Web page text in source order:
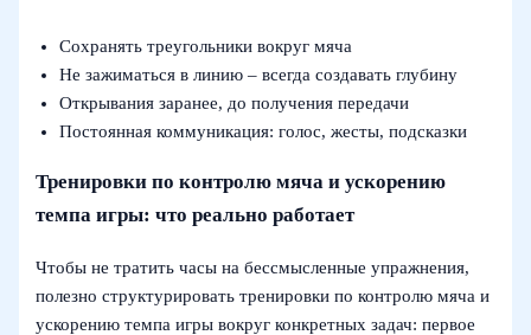
Сохранять треугольники вокруг мяча
Не зажиматься в линию – всегда создавать глубину
Открывания заранее, до получения передачи
Постоянная коммуникация: голос, жесты, подсказки
Тренировки по контролю мяча и ускорению
темпа игры: что реально работает
Чтобы не тратить часы на бессмысленные упражнения,
полезно структурировать тренировки по контролю мяча и
ускорению темпа игры вокруг конкретных задач: первое